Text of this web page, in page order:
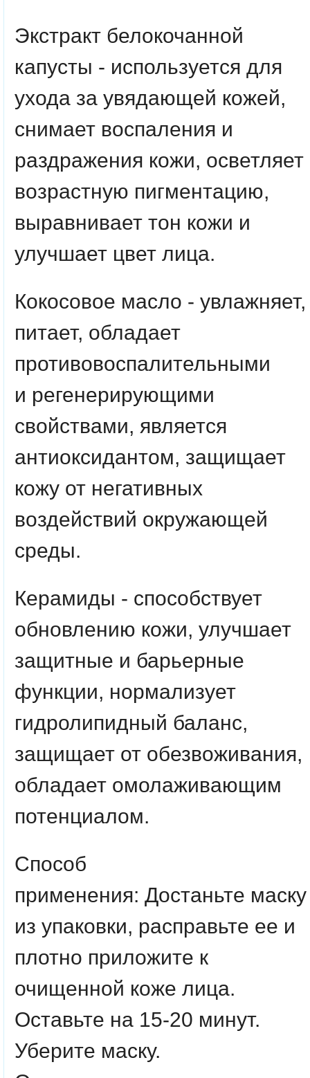
Экстракт белокочанной
капусты - используется для
ухода за увядающей кожей,
снимает воспаления и
раздражения кожи, осветляет
возрастную пигментацию,
выравнивает тон кожи и
улучшает цвет лица.
Кокосовое масло - увлажняет,
питает, обладает
противовоспалительными
и регенерирующими
свойствами, является
антиоксидантом, защищает
кожу от негативных
воздействий окружающей
среды.
Керамиды - способствует
обновлению кожи, улучшает
защитные и барьерные
функции, нормализует
гидролипидный баланс,
защищает от обезвоживания,
обладает омолаживающим
потенциалом.
Способ
применения: Достаньте маску
из упаковки, расправьте ее и
плотно приложите к
очищенной коже лица.
Оставьте на 15-20 минут.
Уберите маску.